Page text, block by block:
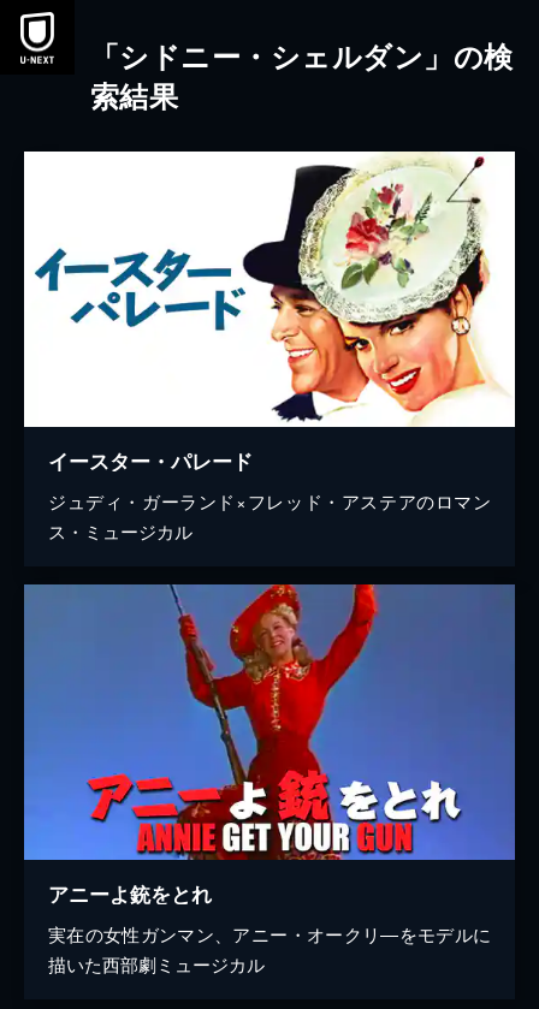
本文へスキップ
「シドニー・シェルダン」の検
索結果
イースター・パレード
ジュディ・ガーランド×フレッド・アステアのロマン
ス・ミュージカル
アニーよ銃をとれ
実在の女性ガンマン、アニー・オークリ―をモデルに
描いた西部劇ミュージカル